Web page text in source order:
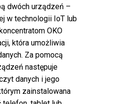
dwóch urządzeń –
w technologii IoT lub
OKO
która umożliwia
Za pomocą
następuje
danych i jego
zainstalowana